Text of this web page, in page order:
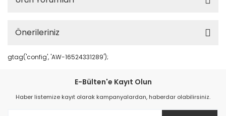
Önerileriniz
gtag('config', 'AW-16524331289');
E-Bülten'e Kayıt Olun
Haber listemize kayıt olarak kampanyalardan, haberdar olabilirsiniz.